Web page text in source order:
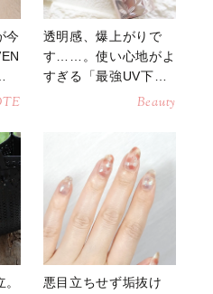
今
透明感、爆上がりで
す……。使い心地がよ
すぎる「最強UV下
Beauty
悪目立ちせず垢抜け